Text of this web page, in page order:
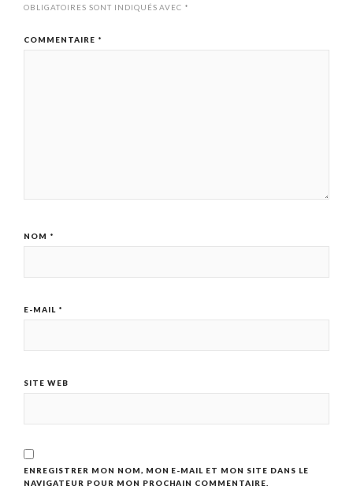
OBLIGATOIRES SONT INDIQUÉS AVEC *
COMMENTAIRE *
NOM *
E-MAIL *
SITE WEB
ENREGISTRER MON NOM, MON E-MAIL ET MON SITE DANS LE
NAVIGATEUR POUR MON PROCHAIN COMMENTAIRE.